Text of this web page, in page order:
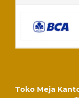
Toko Meja